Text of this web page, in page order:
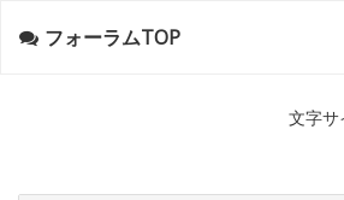
フォーラムTOP
文字サ